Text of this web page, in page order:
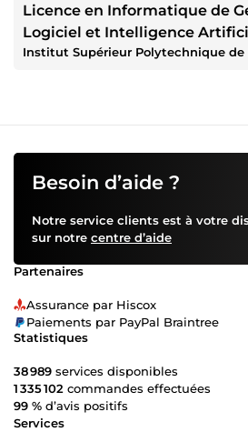
Licence en Informatique de
Logiciel et Intelligence
Besoin d’aide ?
Notre service clients est à votre
sur notre centre d’aide
Partenaires
Assurance par Hiscox
Paiements par PayPal Braintree
Statistiques
38 989 services disponibles
1 335 102 commandes effectuées
99 % d’avis positifs
Services